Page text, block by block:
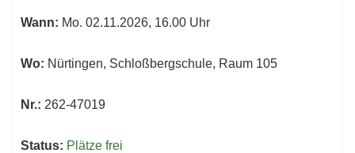
Wann: Mo. 02.11.2026, 16.00 Uhr
Wo: Nürtingen, Schloßbergschule, Raum 105
Nr.: 262-47019
Status: Plätze frei